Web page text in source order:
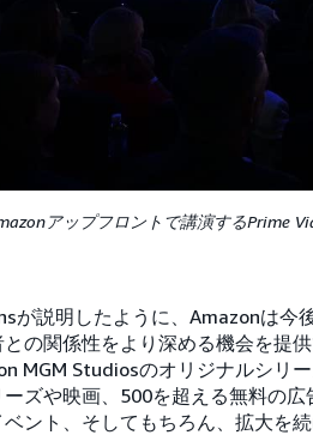
アップフロントで講演するPrime
が説明したように、Amazonは今
の関係性をより深める機会を提
MGM Studiosのオリジナルシリ
ーズや映画、500を超える無料の
ント、そしてもちろん、拡大を